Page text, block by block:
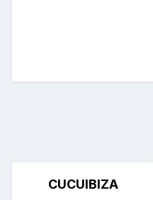
CUCUIBIZA